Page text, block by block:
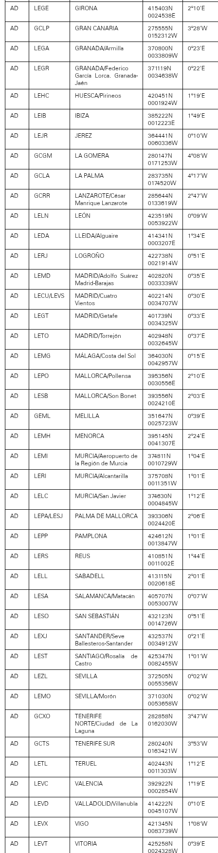
AD LEGE GIRONA
415403N
0024538E
2º10'E
AD GCLP GRAN CANARIA
275555N
0152312W
3º28'W
AD LEGA GRANADA/Armilla
370800N
0033809W
0º23'E
AD LEGR
GRANADA/Federico
García Lorca. Granada-
Jaén
371119N
0034638W
0º22'E
AD LEHC HUESCA/Pirineos
420451N
0001924W
1º19'E
AD LEIB IBIZA
385222N
0012223E
1º49'E
AD LEJR JEREZ
364441N
0060336W
0º10'W
AD GCGM LA GOMERA
280147N
0171253W
4º08’W
AD GCLA LA PALMA
283735N
0174520W
4º17'W
AD GCRR
LANZAROTE/César
Manrique Lanzarote
285644N
0133619W
2º47'W
AD LELN LEÓN
423519N
0053922W
0º09’W
AD LEDA LLEIDA/Alguaire
414341N
0003207E
1º34'E
AD LERJ LOGROÑO
422738N
0021914W
0º51'E
AD LEMD
MADRID/Adolfo Suárez
Madrid-Barajas
402820N
0033339W
0º35'E
AD LECU/LEVS
MADRID/Cuatro
Vientos
402214N
0034707W
0º30'E
AD LEGT MADRID/Getafe
401739N
0034325W
0º33'E
AD LETO MADRID/Torrejón
402948N
0032645W
0º37'E
AD LEMG MÁLAGA/Costa del Sol
364030N
0042957W
0º15'E
AD LEPO MALLORCA/Pollensa
395356N
0030556E
2º10'E
AD LESB MALLORCA/Son Bonet
393556N
0024210E
2º03’E
AD GEML MELILLA
351647N
0025723W
0º39'E
AD LEMH MENORCA
395145N
0041307E
2º24'E
AD LEMI
MURCIA/Aeropuerto de
la Región de Murcia
374811N
0010729W
1º04’E
AD LERI MURCIA/Alcantarilla
375708N
0011351W
1º01’E
AD LELC MURCIA/San Javier
374630N
0004845W
1º12'E
AD LEPA/LESJ PALMA DE MALLORCA
393306N
0024420E
2º06’E
AD LEPP PAMPLONA
424612N
0013847W
1º01’E
AD LERS REUS
410851N
0011002E
1º44'E
AD LELL SABADELL
413115N
0020618E
2º01’E
AD LESA SALAMANCA/Matacán
405707N
0053007W
0º07’W
AD LESO SAN SEBASTIÁN
432123N
0014726W
0º51'E
AD LEXJ
SANTANDER/Seve
Ballesteros-Santander
432537N
0034912W
0º21'E
AD LEST
SANTIAGO/Rosalía de
Castro
425347N
0082455W
1º01’W
AD LEZL SEVILLA
372505N
0055356W
0º02’W
AD LEMO SEVILLA/Morón
371030N
0053658W
0º02’W
AD GCXO
TENERIFE
NORTE/Ciudad de La
Laguna
282858N
0162030W
3º47'W
AD GCTS TENERIFE SUR
280240N
0163421W
3º53'W
AD LETL TERUEL
402443N
0011303W
1º12'E
AD LEVC VALENCIA
392922N
0002854W
1º19'E
AD LEVD VALLADOLID/Villanubla
414222N
0045107W
0º10'E
AD LEVX VIGO
421345N
0083739W
1º08’W
AD LEVT VITORIA
425258N
0024328W
0º39'E